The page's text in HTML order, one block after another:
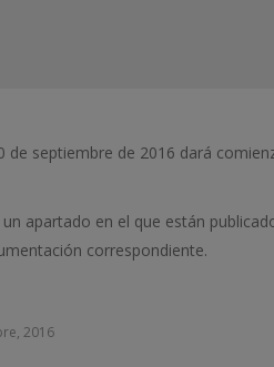
septiembre de 2016 dará
apartado en el que están
correspondiente.
2016